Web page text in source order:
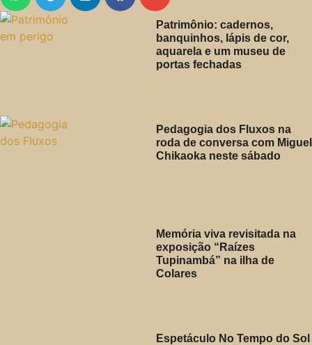
Patrimônio: cadernos,
banquinhos, lápis de cor,
aquarela e um museu de
portas fechadas
Pedagogia dos Fluxos na
roda de conversa com Miguel
Chikaoka neste sábado
Memória viva revisitada na
exposição “Raízes
Tupinambá” na ilha de
Colares
Espetáculo No Tempo do Sol